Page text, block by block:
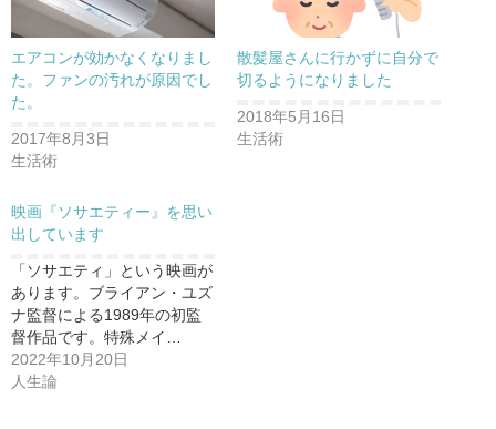
エアコンが効かなくなりまし
た。ファンの汚れが原因でし
た。
2017年8月3日
生活術
散髪屋さんに行かずに自分で
切るようになりました
2018年5月16日
生活術
映画『ソサエティー』を思い
出しています
「ソサエティ」という映画が
あります。ブライアン・ユズ
ナ監督による1989年の初監
督作品です。特殊メイ…
2022年10月20日
人生論